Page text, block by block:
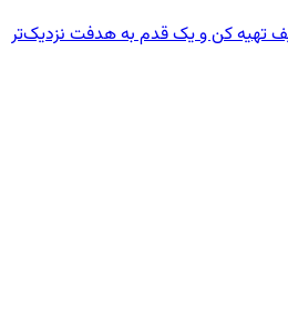
را با ۵۰٪ تخفیف تهیه کن و یک قدم به هدفت نزدیک‌تر